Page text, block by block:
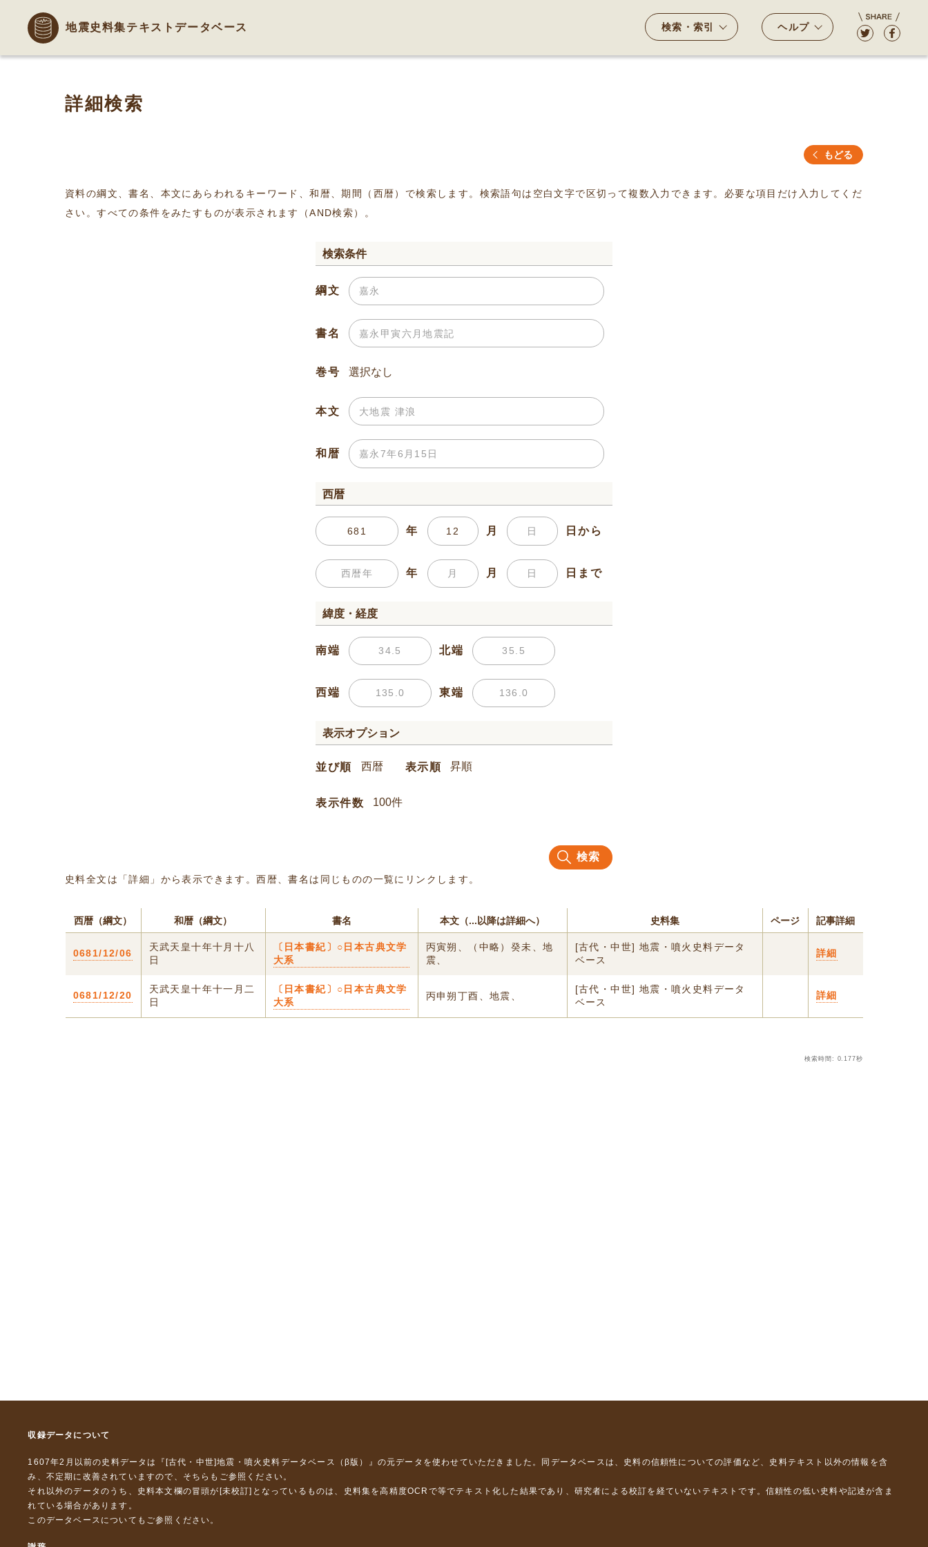
地震史料集テキストデータベース 検索・索引 ヘルプ
詳細検索
もどる
資料の綱文、書名、本文にあらわれるキーワード、和暦、期間（西暦）で検索します。検索語句は空白文字で区切って複数入力できます。必要な項目だけ入力してくだ
さい。すべての条件をみたすものが表示されます（AND検索）。
検索条件
綱文
書名
巻号
本文
和暦
西暦
年 月 日から
年 月 日まで
緯度・経度
南端 北端
西端 東端
表示オプション
並び順 表示順
表示件数
検索
史料全文は「詳細」から表示できます。西暦、書名は同じものの一覧にリンクします。
西暦（綱文） 和暦（綱文） 書名 本文（...以降は詳細へ） 史料集 ページ 記事詳細
0681/12/06
天武天皇十年十月十八
日
〔日本書紀〕○日本古典文学
大系
丙寅朔、（中略）癸未、地
震、
[古代・中世] 地震・噴火史料データ
ベース
詳細
0681/12/20
天武天皇十年十一月二
日
〔日本書紀〕○日本古典文学
大系
丙申朔丁酉、地震、
[古代・中世] 地震・噴火史料データ
ベース
詳細
検索時間: 0.177秒
収録データについて
1607年2月以前の史料データは『 [古代・中世]地震・噴火史料データベース（β版）』 の元データを使わせていただきました。同データベースは、史料の信頼性についての評価など、史料テキスト以外の情報を含
み、不定期に改善されていますので、 そちら もご参照ください。
それ以外のデータのうち、史料本文欄の冒頭が[未校訂]となっているものは、史料集を高精度OCRで等でテキスト化した結果であり、研究者による校訂を経ていないテキストです。信頼性の低い史料や記述が含ま
れている場合があります。
このデータベースについて もご参照ください。